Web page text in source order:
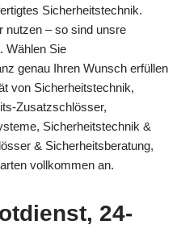
Sicherheitstechnik.
nutzen – so sind unsre
Wählen Sie
genau Ihren Wunsch erfüllen
von Sicherheitstechnik,
Zusatzschlösser,
Sicherheitstechnik &
& Sicherheitsberatung,
vollkommen an.
24-